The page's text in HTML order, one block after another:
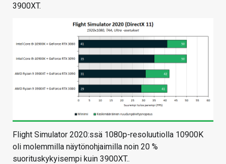
3900XT.
Flight Simulator 2020:ssä 1080p-resoluutiolla 10900K
oli molemmilla näytönohjaimilla noin 20 %
suorituskykyisempi kuin 3900XT..